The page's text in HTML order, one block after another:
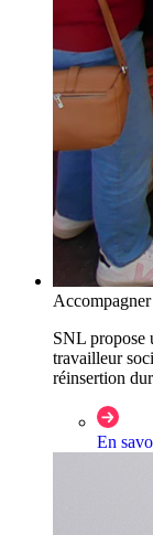
Accompagner
SNL propose
travailleur
réinsertion
En